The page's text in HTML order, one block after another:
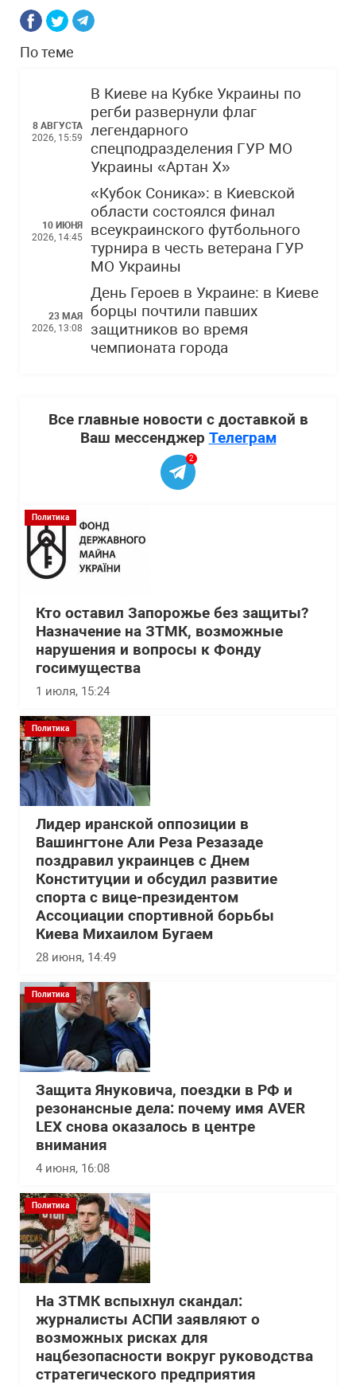
По теме
8 АВГУСТА
2026, 15:59
В Киеве на Кубке Украины по
регби развернули флаг
легендарного
спецподразделения ГУР МО
Украины «Артан Х»
10 ИЮНЯ
2026, 14:45
«Кубок Соника»: в Киевской
области состоялся финал
всеукраинского футбольного
турнира в честь ветерана ГУР
МО Украины
23 МАЯ
2026, 13:08
День Героев в Украине: в Киеве
борцы почтили павших
защитников во время
чемпионата города
Все главные новости с доставкой в
Ваш мессенджер Телеграм
2
Политика
Кто оставил Запорожье без защиты?
Назначение на ЗТМК, возможные
нарушения и вопросы к Фонду
госимущества
1 июля, 15:24
Политика
Лидер иранской оппозиции в
Вашингтоне Али Реза Резазаде
поздравил украинцев с Днем
Конституции и обсудил развитие
спорта с вице-президентом
Ассоциации спортивной борьбы
Киева Михаилом Бугаем
28 июня, 14:49
Политика
Защита Януковича, поездки в РФ и
резонансные дела: почему имя AVER
LEX снова оказалось в центре
внимания
4 июня, 16:08
Политика
На ЗТМК вспыхнул скандал:
журналисты АСПИ заявляют о
возможных рисках для
нацбезопасности вокруг руководства
стратегического предприятия